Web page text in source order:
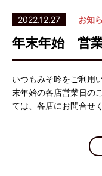
2022.12.27 お知
年末年始 営
いつもみそ吟をご利用
末年始の各店営業日の
ては、各店にお問合せ